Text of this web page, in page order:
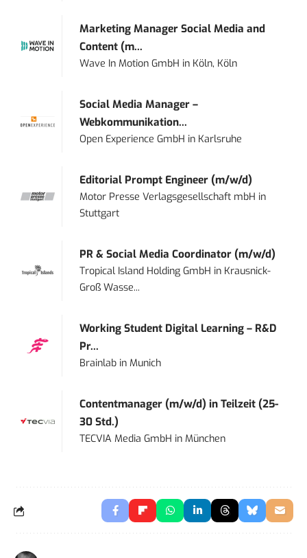
Marketing Manager Social Media and
Content (m...
Wave In Motion GmbH in Köln, Köln
Social Media Manager –
Webkommunikation...
Open Experience GmbH in Karlsruhe
Editorial Prompt Engineer (m/w/d)
Motor Presse Verlagsgesellschaft mbH in
Stuttgart
PR & Social Media Coordinator (m/w/d)
Tropical Island Holding GmbH in Krausnick-
Groß Wasse...
Working Student Digital Learning – R&D
Pr...
Brainlab inMunich
Contentmanager (m/w/d) in Teilzeit (25-
30 Std.)
TECVIA Media GmbH inMünchen